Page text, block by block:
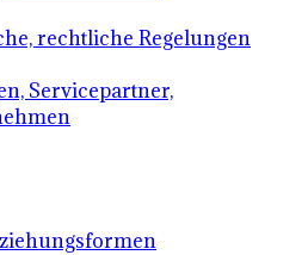
rechtliche Regelungen
Servicepartner,